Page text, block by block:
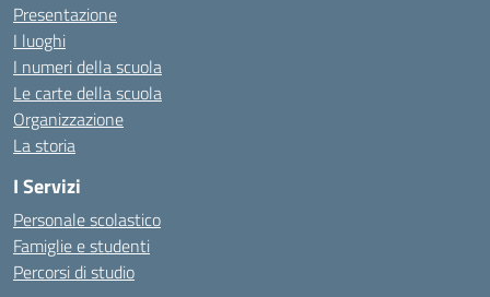
Presentazione
I luoghi
I numeri della scuola
Le carte della scuola
Organizzazione
La storia
I Servizi
Personale scolastico
Famiglie e studenti
Percorsi di studio